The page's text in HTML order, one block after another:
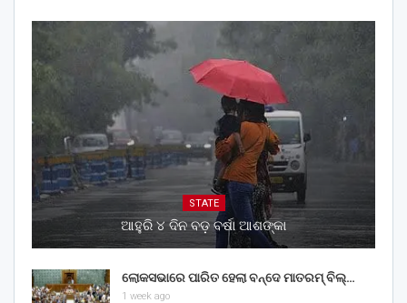
STATE
ଆହୁରି ୪ ଦିନ ବଡ଼ ବର୍ଷା ଆଶଙ୍କା
ଲୋକସଭାରେ ପାରିତ ହେଲା ବନ୍ଦେ ମାତରମ୍‌ ବିଲ୍‌…
1 week ago